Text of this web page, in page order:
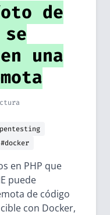
de
una
#docker
en PHP que
puede
de código
con Docker,